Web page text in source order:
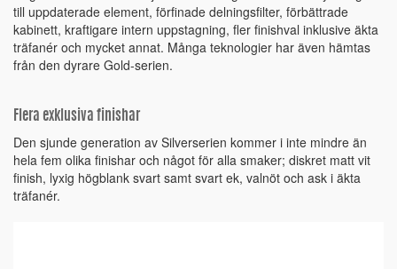
till uppdaterade element, förfinade delningsfilter, förbättrade
kabinett, kraftigare intern uppstagning, fler finishval inklusive äkta
träfanér och mycket annat. Många teknologier har även hämtas
från den dyrare Gold-serien.
Flera exklusiva finishar
Den sjunde generation av Silverserien kommer i inte mindre än
hela fem olika finishar och något för alla smaker; diskret matt vit
finish, lyxig högblank svart samt svart ek, valnöt och ask i äkta
träfanér.